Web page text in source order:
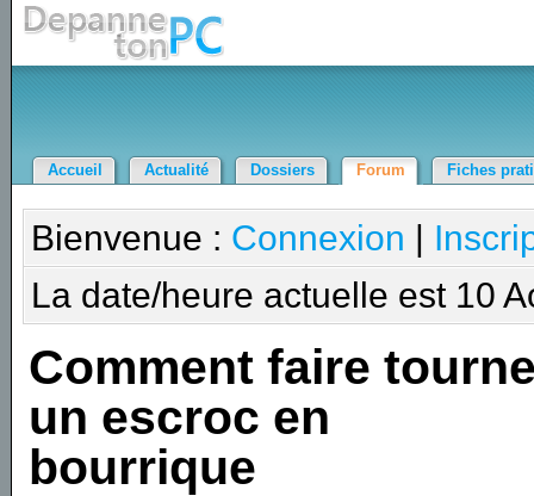
Accueil Actualité Dossiers Forum Fiches
Bienvenue : Connexion |
La date/heure actuelle est 10
Comment faire
un escroc en
bourrique